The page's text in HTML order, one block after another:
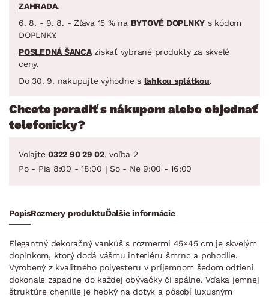
ZAHRADA.
6. 8. - 9. 8. - Zľava 15 % na BYTOVÉ DOPLNKY s kódom
DOPLNKY.
POSLEDNÁ ŠANCAzískať vybrané produkty za skvelé
ceny.
Do 30. 9. nakupujte výhodne s ľahkou splátkou.
Chcete poradiť s nákupom alebo objednať
telefonicky?
Volajte 0322 90 29 02, voľba 2
Po - Pia 8:00 - 18:00 | So - Ne 9:00 - 16:00
PopisRozmery produktuĎalšie informácie
Elegantný dekoračný vankúš s rozmermi 45×45 cm je skvelým
doplnkom, ktorý dodá vášmu interiéru šmrnc a pohodlie.
Vyrobený z kvalitného polyesteru v príjemnom šedom odtieni
dokonale zapadne do každej obývačky či spálne. Vďaka jemnej
štruktúre chenille je hebký na dotyk a pôsobí luxusným